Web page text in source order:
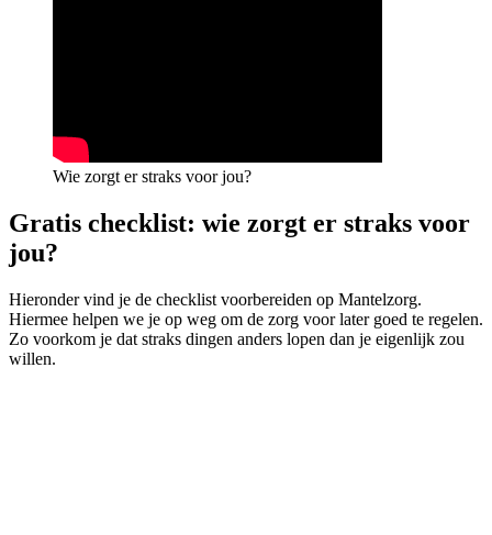
Wie zorgt er straks voor jou?
Gratis checklist: wie zorgt er straks voor
jou?
Hieronder vind je de checklist voorbereiden op Mantelzorg.
Hiermee helpen we je op weg om de zorg voor later goed te regelen.
Zo voorkom je dat straks dingen anders lopen dan je eigenlijk zou
willen.